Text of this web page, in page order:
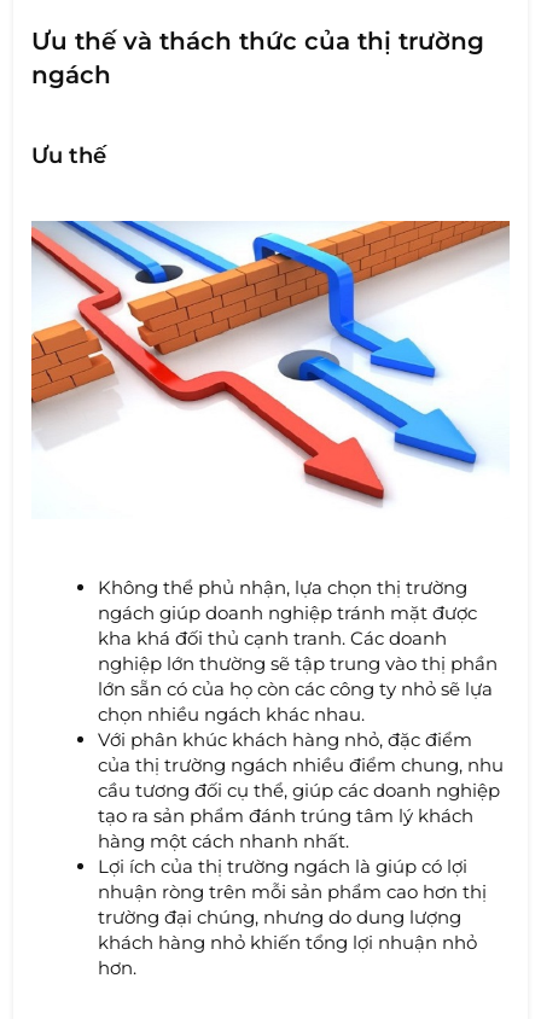
Ưu thế và thách thức của thị trường
ngách
Ưu thế
Không thể phủ nhận, lựa chọn thị trường
ngách giúp doanh nghiệp tránh mặt được
kha khá đối thủ cạnh tranh. Các doanh
nghiệp lớn thường sẽ tập trung vào thị phần
lớn sẵn có của họ còn các công ty nhỏ sẽ lựa
chọn nhiều ngách khác nhau.
Với phân khúc khách hàng nhỏ, đặc điểm
của thị trường ngách nhiều điểm chung, nhu
cầu tương đối cụ thể, giúp các doanh nghiệp
tạo ra sản phẩm đánh trúng tâm lý khách
hàng một cách nhanh nhất.
Lợi ích của thị trường ngách là giúp có lợi
nhuận ròng trên mỗi sản phẩm cao hơn thị
trường đại chúng, nhưng do dung lượng
khách hàng nhỏ khiến tổng lợi nhuận nhỏ
hơn.